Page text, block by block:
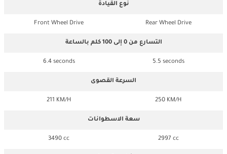
نوع القيادة
Rear Wheel Drive
Front Wheel Drive
التسارع من 0 إلى 100 كلم بالساعة
5.5 seconds
6.4 seconds
السرعة القصوى
250 KM/H
211 KM/H
سعة الاسطوانات
2997 cc
3490 cc